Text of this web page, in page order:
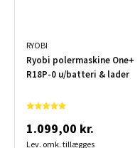
RYOBI
Ryobi polermaskine One+
R18P-0 u/batteri & lader
1.099,00 kr.
Lev. omk. tillægges